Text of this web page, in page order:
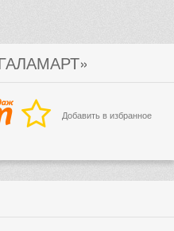
Добавить в избранное